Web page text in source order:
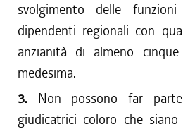
svolgimento delle
dipendenti regionali con
anzianità di almeno
medesima.
3. Non possono far
giudicatrici coloro che